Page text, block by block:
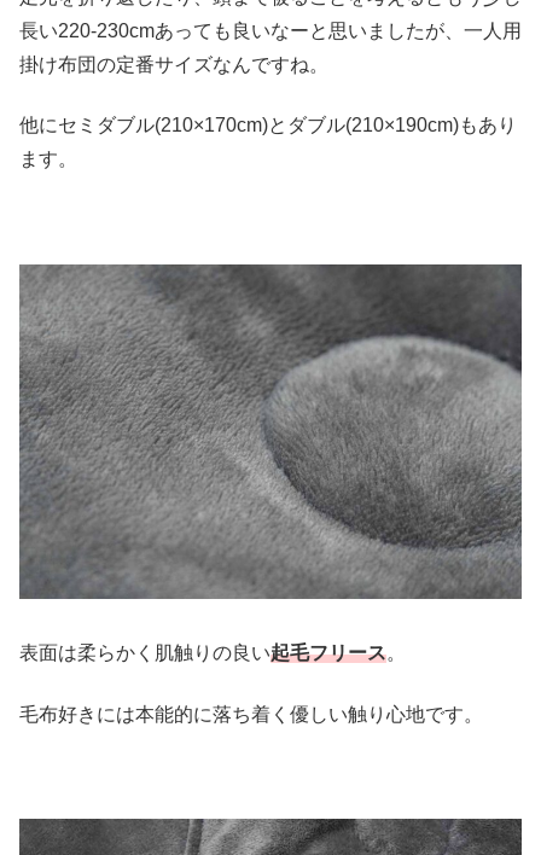
長い220-230cmあっても良いなーと思いましたが、一人用
掛け布団の定番サイズなんですね。
他にセミダブル(210×170cm)とダブル(210×190cm)もあり
ます。
表面は柔らかく肌触りの良い起毛フリース。
毛布好きには本能的に落ち着く優しい触り心地です。